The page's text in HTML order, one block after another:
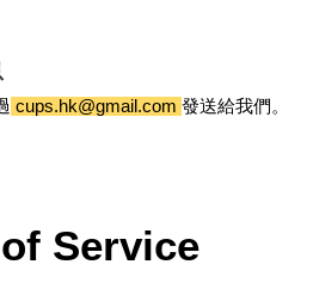
cups.hk@gmail.com 發送給我們。
Service